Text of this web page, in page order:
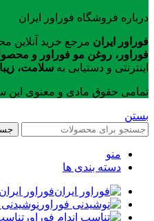
درباره فروشگاه فوراور ایران
فوراور ایران مرجع خرید آنلاین
فوراور، روغن مو فوراور و
اینترنتی و دستیابی به سلامت،
تمامی حقوق مادی و معنوی این
بستن
منو
دسته بندی ها
فوراور ایران
نوشیدنی